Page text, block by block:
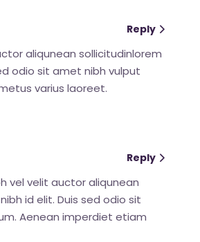
Reply
aliqunean sollicitudinlorem
odio sit amet nibh vulput
varius laoreet.
Reply
vel velit auctor aliqunean
id elit. Duis sed odio sit
Aenean imperdiet etiam